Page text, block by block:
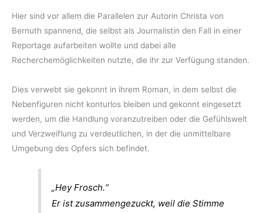
Hier sind vor allem die Parallelen zur Autorin Christa von
Bernuth spannend, die selbst als Journalistin den Fall in einer
Reportage aufarbeiten wollte und dabei alle
Recherchemöglichkeiten nutzte, die ihr zur Verfügung standen.
Dies verwebt sie gekonnt in ihrem Roman, in dem selbst die
Nebenfiguren nicht konturlos bleiben und gekonnt eingesetzt
werden, um die Handlung voranzutreiben oder die Gefühlswelt
und Verzweiflung zu verdeutlichen, in der die unmittelbare
Umgebung des Opfers sich befindet.
„Hey Frosch.“
Er ist zusammengezuckt, weil die Stimme